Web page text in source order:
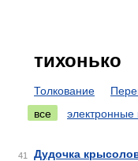
тихонько
Толкование
все
электронные
41 Дудочка